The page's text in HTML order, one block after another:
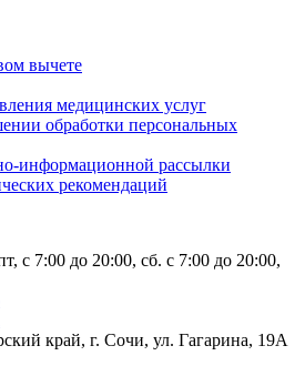
вычете
медицинских услуг
обработки персональных
информационной рассылки
рекомендаций
с 7:00 до 20:00, сб. с 7:00 до 20:00,
край, г. Сочи, ул. Гагарина, 19А